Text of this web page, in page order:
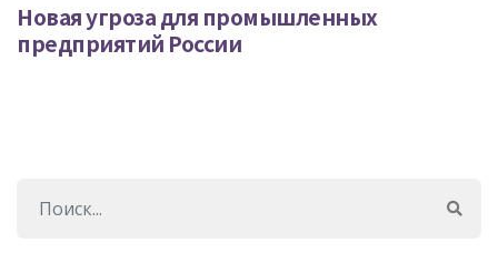
Новая угроза для промышленных
предприятий России